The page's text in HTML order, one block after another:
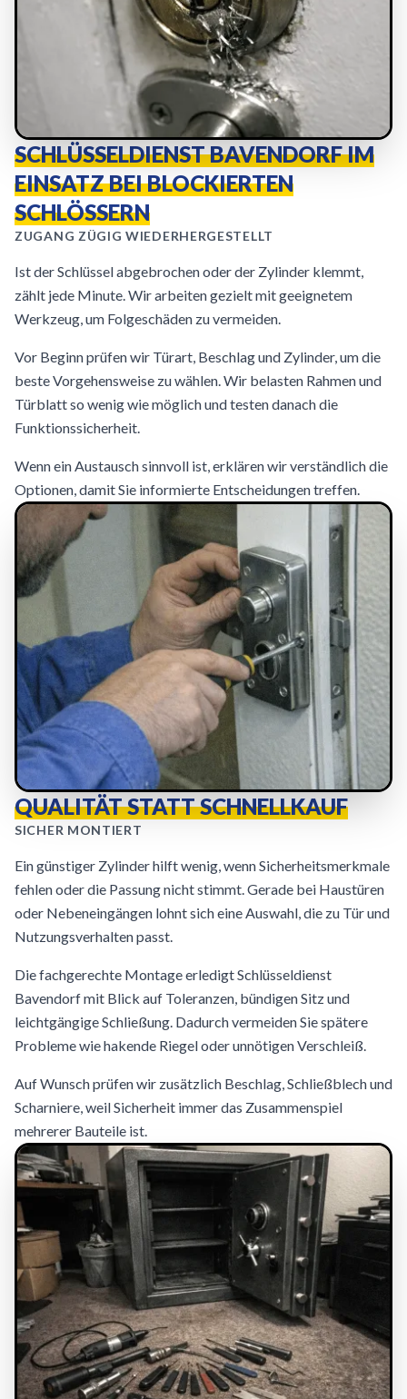
SCHLÜSSELDIENST BAVENDORF IM
EINSATZ BEI BLOCKIERTEN
SCHLÖSSERN
ZUGANG ZÜGIG WIEDERHERGESTELLT
Ist der Schlüssel abgebrochen oder der Zylinder klemmt,
zählt jede Minute. Wir arbeiten gezielt mit geeignetem
Werkzeug, um Folgeschäden zu vermeiden.
Vor Beginn prüfen wir Türart, Beschlag und Zylinder, um die
beste Vorgehensweise zu wählen. Wir belasten Rahmen und
Türblatt so wenig wie möglich und testen danach die
Funktionssicherheit.
Wenn ein Austausch sinnvoll ist, erklären wir verständlich die
Optionen, damit Sie informierte Entscheidungen treffen.
QUALITÄT STATT SCHNELLKAUF
SICHER MONTIERT
Ein günstiger Zylinder hilft wenig, wenn Sicherheitsmerkmale
fehlen oder die Passung nicht stimmt. Gerade bei Haustüren
oder Nebeneingängen lohnt sich eine Auswahl, die zu Tür und
Nutzungsverhalten passt.
Die fachgerechte Montage erledigt Schlüsseldienst
Bavendorf mit Blick auf Toleranzen, bündigen Sitz und
leichtgängige Schließung. Dadurch vermeiden Sie spätere
Probleme wie hakende Riegel oder unnötigen Verschleiß.
Auf Wunsch prüfen wir zusätzlich Beschlag, Schließblech und
Scharniere, weil Sicherheit immer das Zusammenspiel
mehrerer Bauteile ist.